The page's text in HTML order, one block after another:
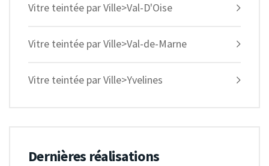
Vitre teintée par Ville>Val-D'Oise
Vitre teintée par Ville>Val-de-Marne
Vitre teintée par Ville>Yvelines
Dernières réalisations